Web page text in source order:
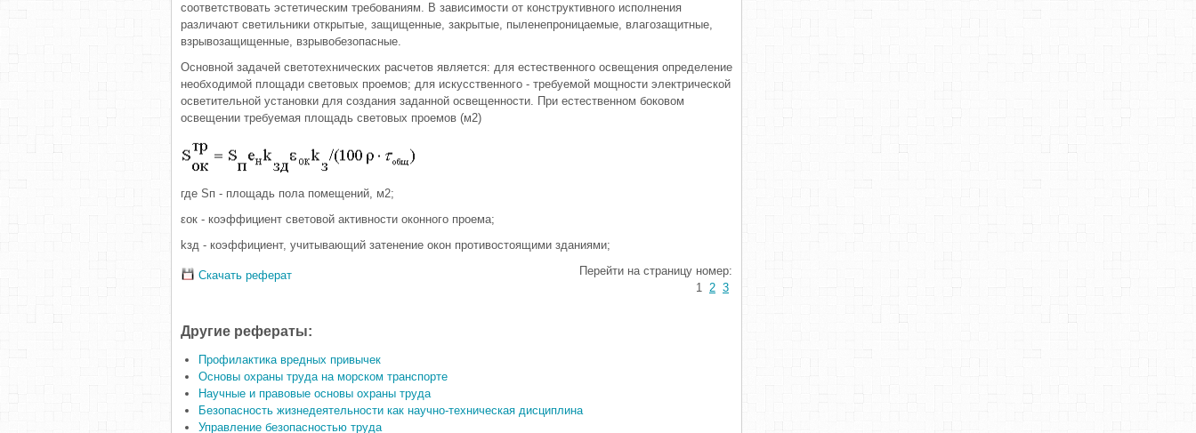
соответствовать эстетическим требованиям. В зависимости от конструктивного исполнения
различают светильники открытые, защищенные, закрытые, пыленепроницаемые, влагозащитные,
взрывозащищенные, взрывобезопасные.
Основной задачей светотехнических расчетов является: для естественного освещения определение
необходимой площади световых проемов; для искусственного - требуемой мощности электрической
осветительной установки для создания заданной освещенности. При естественном боковом
освещении требуемая площадь световых проемов (м2)
где Sп - площадь пола помещений, м2;
εок - коэффициент световой активности оконного проема;
kзд - коэффициент, учитывающий затенение окон противостоящими зданиями;
Скачать реферат
Перейти на страницу номер:
1 2 3
Другие рефераты:
Профилактика вредных привычек
Основы охраны труда на морском транспорте
Научные и правовые основы охраны труда
Безопасность жизнедеятельности как научно-техническая дисциплина
Управление безопасностью труда